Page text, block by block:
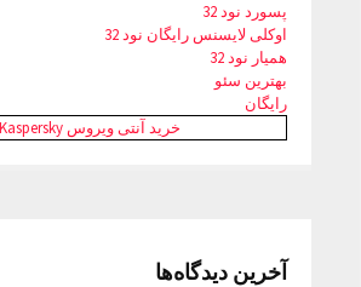
پسورد نود 32
اوکلی لایسنس رایگان نود 32
همیار نود 32
بهترین سئو
رایگان
خرید آنتی ویروس Kaspersky
آخرین دیدگاه‌ها